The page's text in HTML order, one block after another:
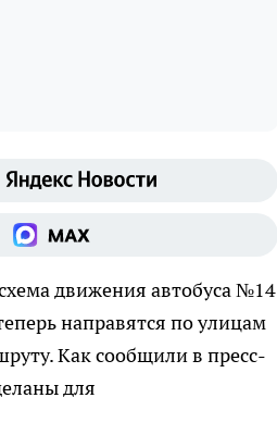
движения автобуса №14
направятся по улицам
Как сообщили в пресс-
для